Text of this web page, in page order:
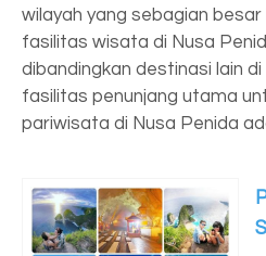
wilayah yang sebagian
fasilitas wisata di Nusa
dibandingkan destinasi lain
fasilitas penunjang utama
pariwisata di Nusa Penida